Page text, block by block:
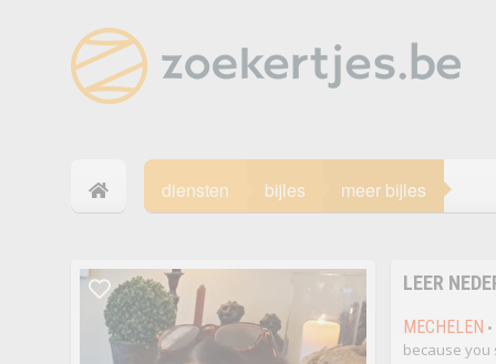
diensten bijles meer bijles
LEER
MECHELEN
because you